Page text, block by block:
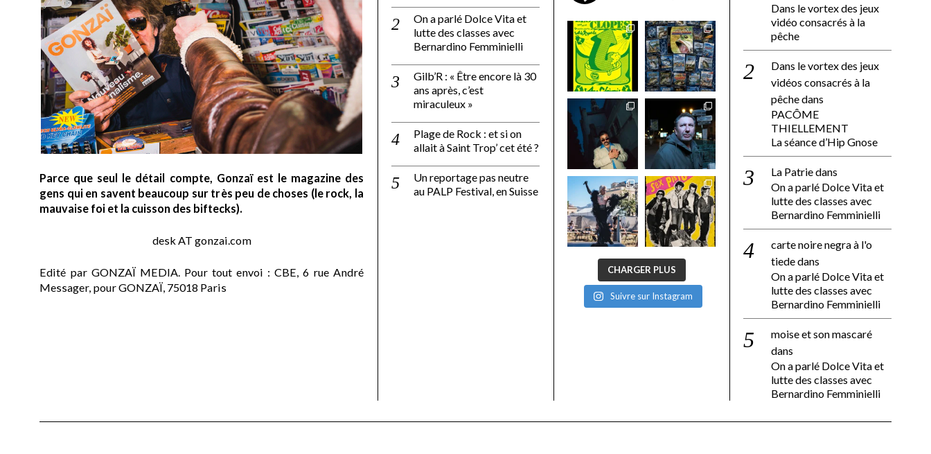
Parce que seul le détail compte, Gonzaï est le magazine des
gens qui en savent beaucoup sur très peu de choses (le rock, la
mauvaise foi et la cuisson des biftecks).
desk AT gonzai.com
Edité par GONZAÏ MEDIA. Pour tout envoi : CBE, 6 rue André
Messager, pour GONZAÏ, 75018 Paris
On a parlé Dolce Vita et
lutte des classes avec
Bernardino Femminielli
Gilb’R : « Être encore là 30
ans après, c’est
miraculeux »
Plage de Rock : et si on
allait à Saint Trop’ cet été ?
Un reportage pas neutre
au PALP Festival, en Suisse
CHARGER PLUS
Suivre sur Instagram
Dans le vortex des jeux
vidéo consacrés à la
pêche
Dans le vortex des jeux
vidéos consacrés à la
pêchedans
PACÔME
THIELLEMENT
La séance d’Hip Gnose
La Patriedans
On a parlé Dolce Vita et
lutte des classes avec
Bernardino Femminielli
carte noire negra à l'o
tiededans
On a parlé Dolce Vita et
lutte des classes avec
Bernardino Femminielli
moise et son mascaré
dans
On a parlé Dolce Vita et
lutte des classes avec
Bernardino Femminielli